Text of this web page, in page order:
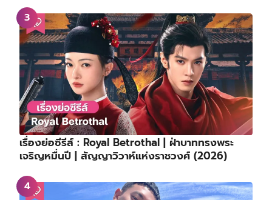
เรื่องย่อซีรีส์ : Royal Betrothal | ฝ่าบาททรงพระ
เจริญหมื่นปี | สัญญาวิวาห์แห่งราชวงศ์ (2026)